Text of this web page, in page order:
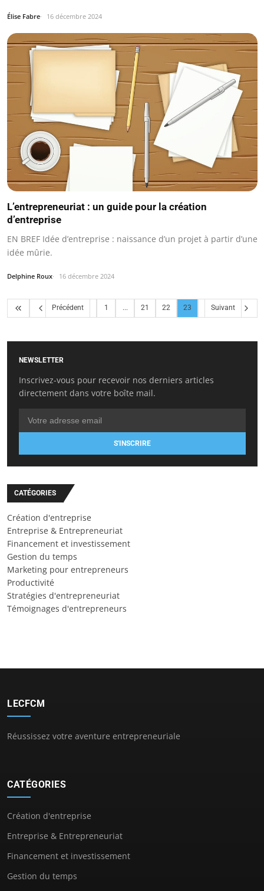
Élise Fabre 16 décembre 2024
L’entrepreneuriat : un guide pour la création
d’entreprise
EN BREF Idée d’entreprise : naissance d’un projet à partir d’une
idée mûrie.
Delphine Roux 16 décembre 2024
Précédent 1 ... 21 22 23 Suivant
NEWSLETTER
Inscrivez-vous pour recevoir nos derniers articles
directement dans votre boîte mail.
S'INSCRIRE
CATÉGORIES
Création d'entreprise
Entreprise & Entrepreneuriat
Financement et investissement
Gestion du temps
Marketing pour entrepreneurs
Productivité
Stratégies d'entrepreneuriat
Témoignages d'entrepreneurs
LECFCM
Réussissez votre aventure entrepreneuriale
CATÉGORIES
Création d'entreprise
Entreprise & Entrepreneuriat
Financement et investissement
Gestion du temps